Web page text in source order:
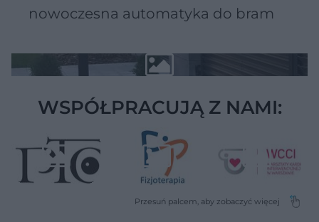
nowoczesna automatyka do bram
WSPÓŁPRACUJĄ Z NAMI: